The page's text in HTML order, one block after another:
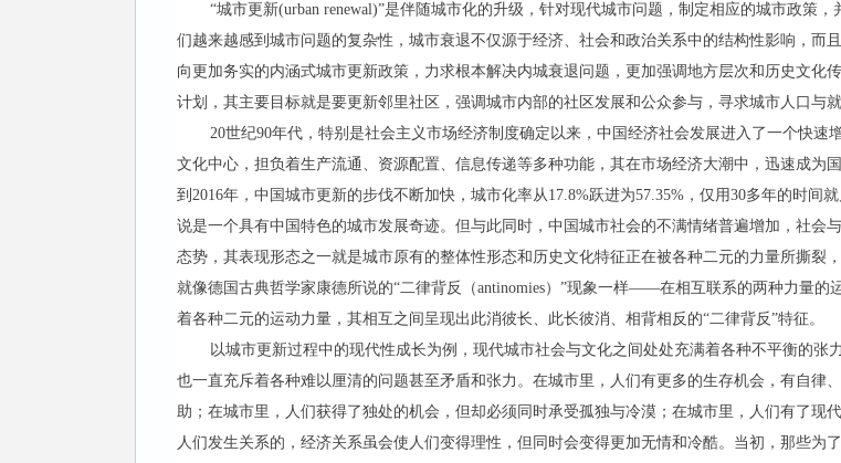
“城市更新(urban renewal)”是伴随城市化的升级，针对现代城市问题，制定相应的城市政策
们越来越感到城市问题的复杂性，城市衰退不仅源于经济、社会和政治关系中的结构性影响，
向更加务实的内涵式城市更新政策，力求根本解决内城衰退问题，更加强调地方层次和历史文化
计划，其主要目标就是要更新邻里社区，强调城市内部的社区发展和公众参与，寻求城市人口与
20世纪90年代，特别是社会主义市场经济制度确定以来，中国经济社会发展进入了一个快
文化中心，担负着生产流通、资源配置、信息传递等多种功能，其在市场经济大潮中，迅速成为
到2016年，中国城市更新的步伐不断加快，城市化率从17.8%跃进为57.35%，仅用30多年的时
说是一个具有中国特色的城市发展奇迹。但与此同时，中国城市社会的不满情绪普遍增加，社会
态势，其表现形态之一就是城市原有的整体性形态和历史文化特征正在被各种二元的力量所撕裂
就像德国古典哲学家康德所说的“二律背反（antinomies）”现象一样——在相互联系的两种力量
着各种二元的运动力量，其相互之间呈现出此消彼长、此长彼消、相背相反的“二律背反”特征。
以城市更新过程中的现代性成长为例，现代城市社会与文化之间处处充满着各种不平衡的
也一直充斥着各种难以厘清的问题甚至矛盾和张力。在城市里，人们有更多的生存机会，有自律
助；在城市里，人们获得了独处的机会，但却必须同时承受孤独与冷漠；在城市里，人们有了
人们发生关系的，经济关系虽会使人们变得理性，但同时会变得更加无情和冷酷。当初，那些为